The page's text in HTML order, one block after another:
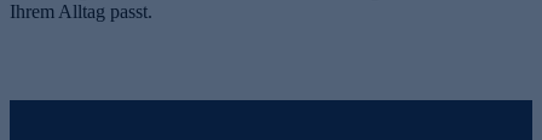
Ihrem Alltag passt.